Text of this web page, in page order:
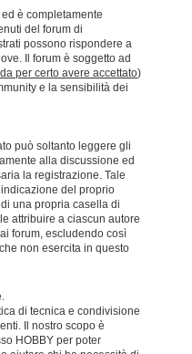
è completamente
del forum di
possono rispondere a
Il forum è soggetto ad
per certo avere accettato)
e la sensibilità dei
può soltanto leggere gli
alla discussione ed
la registrazione. Tale
del proprio
una propria casella di
attribuire a ciascun autore
forum, escludendo così
non esercita in questo
di tecnica e condivisione
Il nostro scopo è
HOBBY per poter